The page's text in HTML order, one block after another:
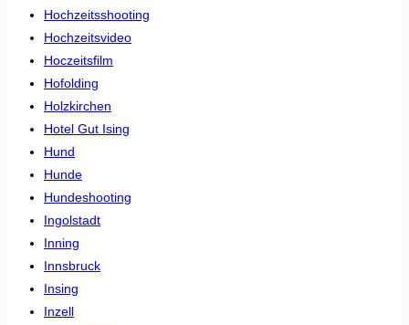
Hochzeitsshooting
Hochzeitsvideo
Hoczeitsfilm
Hofolding
Holzkirchen
Hotel Gut Ising
Hund
Hunde
Hundeshooting
Ingolstadt
Inning
Innsbruck
Insing
Inzell